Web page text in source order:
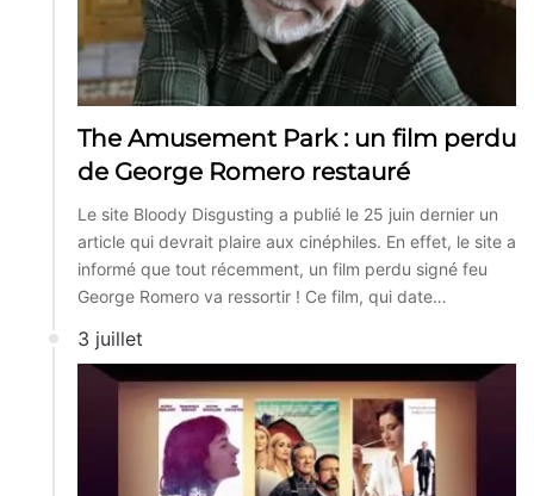
The Amusement Park : un film perdu
de George Romero restauré
Le site Bloody Disgusting a publié le 25 juin dernier un
article qui devrait plaire aux cinéphiles. En effet, le site a
informé que tout récemment, un film perdu signé feu
George Romero va ressortir ! Ce film, qui date…
3 juillet